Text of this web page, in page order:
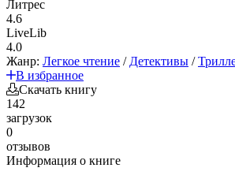
Литрес
4.6
LiveLib
4.0
Жанр: Легкое чтение / Детективы /
В избранное
Скачать книгу
142
загрузок
0
отзывов
Информация о книге